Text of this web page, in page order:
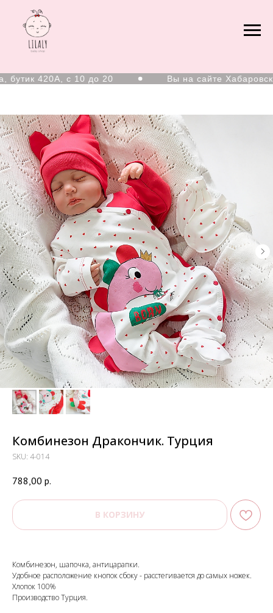
420А, с 10 до 20 Вы на сайте
Комбинезон Дракончик. Турция
SKU: 4-014
788,00 р.
В КОРЗИНУ
Комбинезон, шапочка, антицарапки.
Удобное расположение кнопок сбоку - расстегивается до самых ножек.
Хлопок 100%
Производство Турция.